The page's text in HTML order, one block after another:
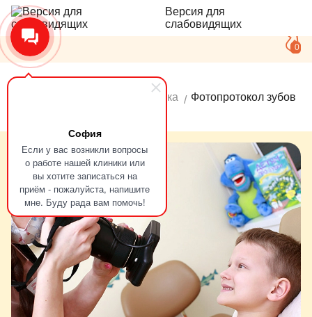
София
Если у вас возникли вопросы
о работе нашей клиники или
вы хотите записаться на
приём - пожалуйста, напишите
мне. Буду рада вам помочь!
Версия для
слабовидящих
0
Диагностика Фотопротокол зубов